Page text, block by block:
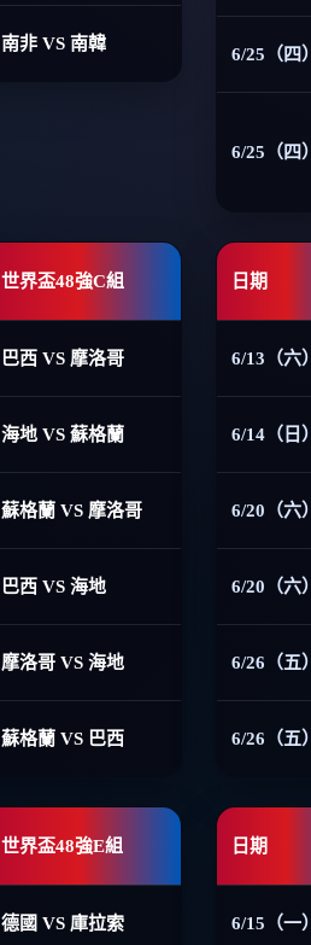
南非 VS 南韓
6/25（四）
6/25（四）
世界盃48強C組
巴西 VS 摩洛哥
海地 VS 蘇格蘭
蘇格蘭 VS 摩洛哥
巴西 VS 海地
摩洛哥 VS 海地
蘇格蘭 VS 巴西
日期
6/13（六）
6/14（日）
6/20（六）
6/20（六）
6/26（五）
6/26（五）
世界盃48強E組
德國 VS 庫拉索
日期
6/15（一）